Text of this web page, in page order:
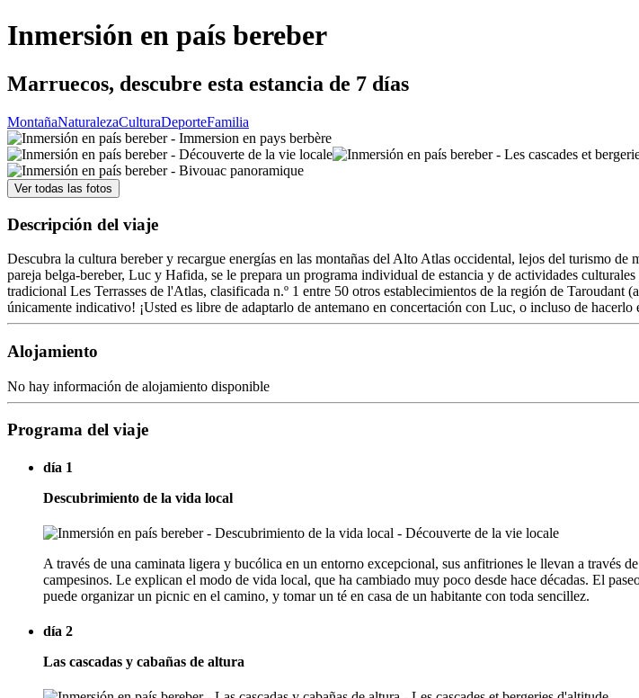
Inmersión en país bereber
Marruecos, descubre esta estancia de 7 días
MontañaNaturalezaCulturaDeporteFamilia
Ver todas las fotos
Descripción del viaje
Descubra la cultura bereber y recargue energías en las montañas del Alto Atlas occidental, lejos del turismo
pareja belga-bereber, Luc y Hafida, se le prepara un programa individual de estancia y de actividades
tradicional Les Terrasses de l'Atlas, clasificada n.º 1 entre 50 otros establecimientos de la región de Taroudant
únicamente indicativo! ¡Usted es libre de adaptarlo de antemano en concertación con Luc, o incluso de
Alojamiento
No hay información de alojamiento disponible
Programa del viaje
día 1
Descubrimiento de la vida local
A través de una caminata ligera y bucólica en un entorno excepcional, sus anfitriones le llevan a través
campesinos. Le explican el modo de vida local, que ha cambiado muy poco desde hace décadas. El
puede organizar un picnic en el camino, y tomar un té en casa de un habitante con toda sencillez.
día 2
Las cascadas y cabañas de altura